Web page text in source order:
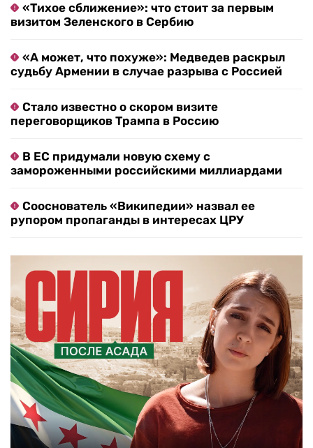
«Тихое сближение»: что стоит за первым
визитом Зеленского в Сербию
«А может, что похуже»: Медведев раскрыл
судьбу Армении в случае разрыва с Россией
Стало известно о скором визите
переговорщиков Трампа в Россию
В ЕС придумали новую схему с
замороженными российскими миллиардами
Сооснователь «Википедии» назвал ее
рупором пропаганды в интересах ЦРУ